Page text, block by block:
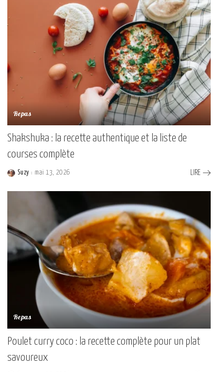
Repas
Shakshuka : la recette authentique et la liste de
courses complète
Posted
Suzy mai 13, 2026 LIRE
Repas
Poulet curry coco : la recette complète pour un plat
savoureux